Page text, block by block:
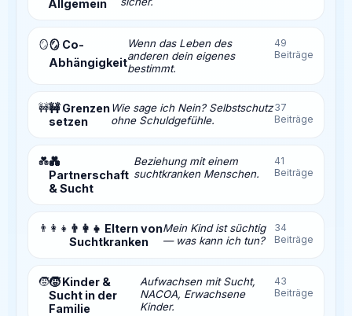
Allgemein
🪞🪞 Co-
Abhängigkeit
Wenn das Leben des
anderen dein eigenes
bestimmt.
49
Beiträge
🚧🚧 Grenzen
setzen
Wie sage ich Nein? Selbstschutz
ohne Schuldgefühle.
37
Beiträge
💑💑
Partnerschaft
& Sucht
Beziehung mit einem
suchtkranken Menschen.
41
Beiträge
👨‍👩‍👧 👨‍👩‍👧 Eltern von
Suchtkranken
Mein Kind ist süchtig
— was kann ich tun?
34
Beiträge
🧒🧒 Kinder &
Sucht in der
Familie
Aufwachsen mit Sucht,
NACOA, Erwachsene
Kinder.
43
Beiträge